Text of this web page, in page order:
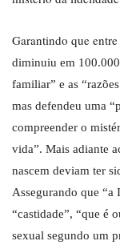
Garantindo que
diminuiu em
familiar” e as
mas defendeu uma
compreender o
vida”. Mais adiante
nascem deviam ter
Assegurando que “a
“castidade”, “que é
sexual segundo um